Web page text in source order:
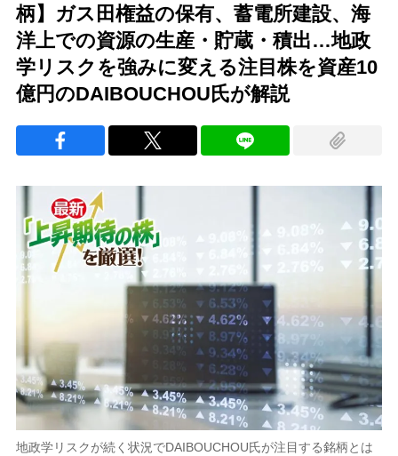
柄】ガス田権益の保有、蓄電所建設、海
洋上での資源の生産・貯蔵・積出…地政
学リスクを強みに変える注目株を資産10
億円のDAIBOUCHOU氏が解説
地政学リスクが続く状況でDAIBOUCHOU氏が注目する銘柄とは